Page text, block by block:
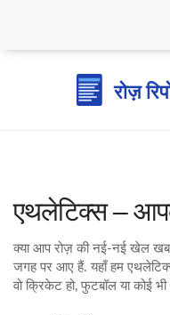
एथलेटिक्स –
क्या आप रोज़ की नई‑नई खेल
जगह पर आए हैं. यहाँ हम
वो क्रिकेट हो, फुटबॉल या कोई भी